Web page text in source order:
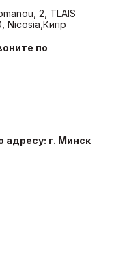
2, TLAIS
Nicosia,Кипр
по
г. Минск